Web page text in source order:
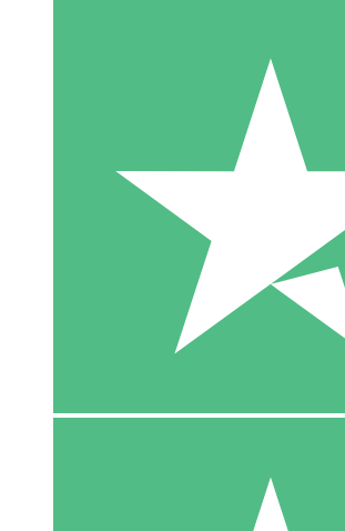
10 Download
20